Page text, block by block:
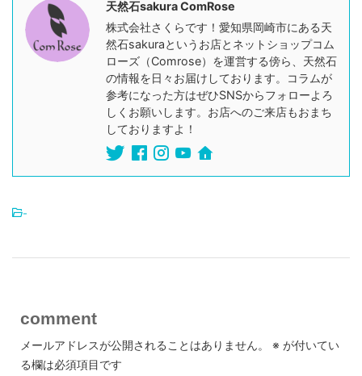
天然石sakura ComRose
株式会社さくらです！愛知県岡崎市にある天
然石sakuraというお店とネットショップコム
ローズ（Comrose）を運営する傍ら、天然石
の情報を日々お届けしております。コラムが
参考になった方はぜひSNSからフォローよろ
しくお願いします。お店へのご来店もおまち
しておりますよ！
-
comment
メールアドレスが公開されることはありません。 ※ が付いてい
る欄は必須項目です